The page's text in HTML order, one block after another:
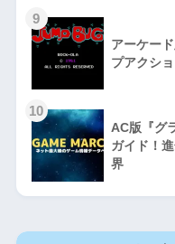
9
アーケー
プアクシ
10
AC版『グ
ガイド！
界